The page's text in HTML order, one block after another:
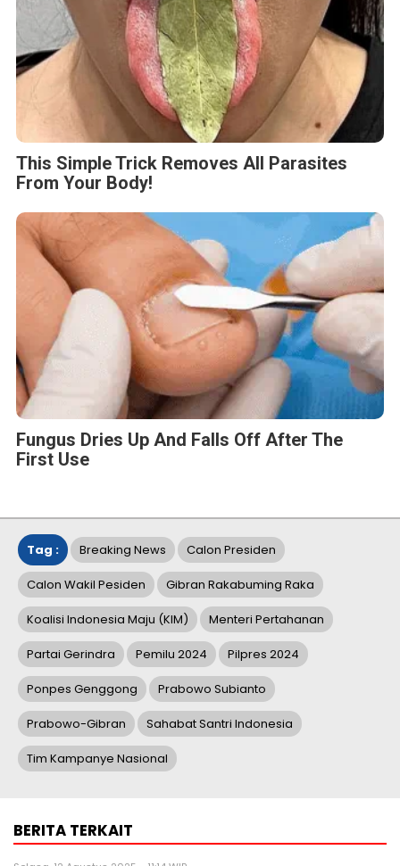
This Simple Trick Removes All Parasites
From Your Body!
Fungus Dries Up And Falls Off After The
First Use
Tag : Breaking News Calon Presiden
Calon Wakil Pesiden Gibran Rakabuming Raka
Koalisi Indonesia Maju (KIM) Menteri Pertahanan
Partai Gerindra Pemilu 2024 Pilpres 2024
Ponpes Genggong Prabowo Subianto
Prabowo-Gibran Sahabat Santri Indonesia
Tim Kampanye Nasional
BERITA TERKAIT